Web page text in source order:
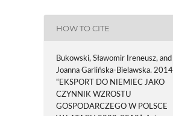
HOW TO CITE
Bukowski, Sławomir Ireneusz, and
Joanna Garlińska-Bielawska.
“EKSPORT DO NIEMIEC JAKO
CZYNNIK WZROSTU
GOSPODARCZEGO W POLSCE